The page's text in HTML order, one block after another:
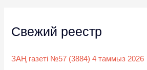
Свежий реестр
ЗАҢ газеті №57 (3884) 4 таммыз 2026